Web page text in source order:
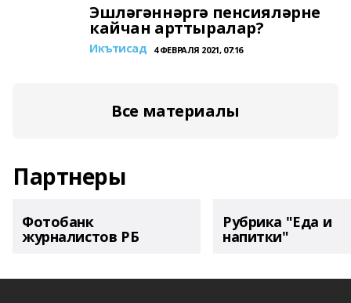
Эшләгәннәргә пенсияләрне
кайчан арттыралар?
Икътисад 4 ФЕВРАЛЯ 2021, 07:16
Все материалы
Партнеры
Фотобанк
журналистов РБ
Рубрика "Еда и
напитки"